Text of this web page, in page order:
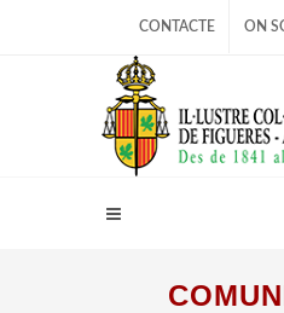
CONTACTE ON